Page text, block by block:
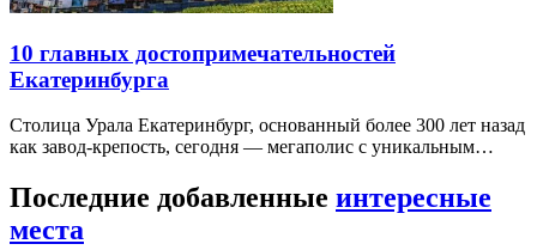
10 главных достопримечательностей
Екатеринбурга
Столица Урала Екатеринбург, основанный более 300 лет назад
как завод-крепость, сегодня — мегаполис с уникальным…
Последние добавленные интересные
места